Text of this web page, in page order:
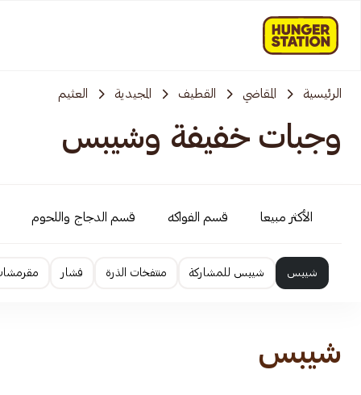
الرئيسية المقاضي القطيف المجيدية العثيم
وجبات خفيفة وشيبس
الأكثر مبيعا قسم الفواكه قسم الدجاج واللحوم
شيبس شيبس للمشاركة منتفخات الذرة فشار
شيبس